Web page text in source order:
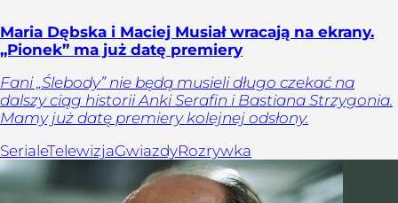
Maria Dębska i Maciej Musiał wracają na ekrany.
„Pionek” ma już datę premiery
Fani „Ślebody” nie będą musieli długo czekać na
dalszy ciąg historii Anki Serafin i Bastiana Strzygonia.
Mamy już datę premiery kolejnej odsłony.
SerialeTelewizjaGwiazdyRozrywka